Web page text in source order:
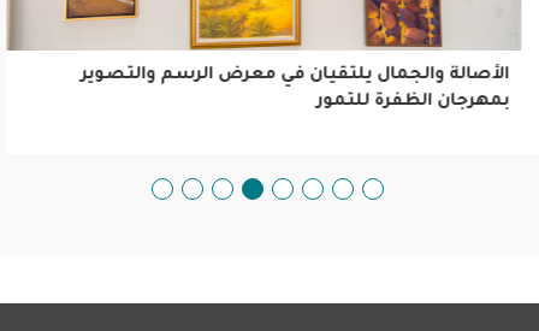
الأصالة والجمال يلتقيان في معرض الرسم والتصوير
بمهرجان الظفرة للتمور